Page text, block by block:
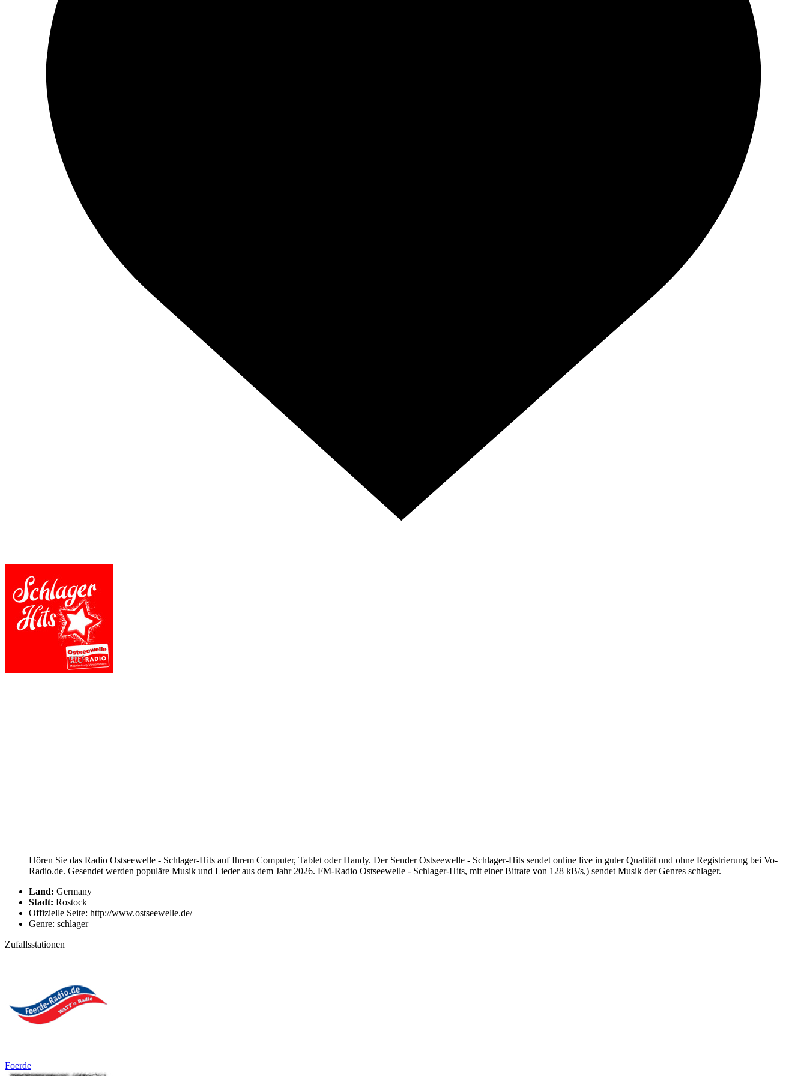
Hören Sie das Radio Ostseewelle - Schlager-Hits auf Ihrem Computer, Tablet oder Handy. Der Sender Ostseewelle - Schlager-Hits sendet online live in guter Qualität und ohne Registrierung bei Vo-
Radio.de. Gesendet werden populäre Musik und Lieder aus dem Jahr 2026. FM-Radio Ostseewelle - Schlager-Hits, mit einer Bitrate von 128 kB/s,) sendet Musik der Genres schlager.
Land: Germany
Stadt: Rostock
Offizielle Seite: http://www.ostseewelle.de/
Genre: schlager
Zufallsstationen
Foerde